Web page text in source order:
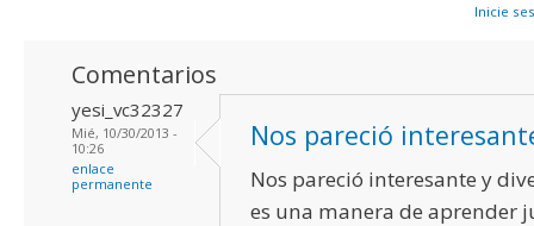
Inicie
Comentarios
yesi_vc32327
Mié, 10/30/2013 -
10:26
enlace
permanente
Nos pareció
Nos pareció interesante y
es una manera de aprender